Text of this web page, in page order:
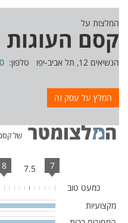
המלצות על
קסם העוגות
הנשיאים 12, תל אביב-יפו טלפון:
המלץ על עסק זה
של
כמעט טוב
7
8 7.5
מקצועיות